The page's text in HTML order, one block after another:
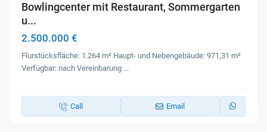
Bowlingcenter mit Restaurant, Sommergarten
u...
2.500.000 €
Flurstücksfläche: 1.264 m² Haupt- und Nebengebäude: 971,31 m²
Verfügbar: nach Vereinbarung ...
Call Email